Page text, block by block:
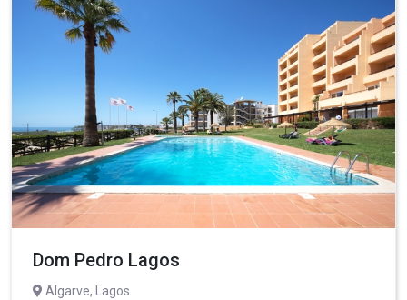
Dom Pedro Lagos
Algarve, Lagos